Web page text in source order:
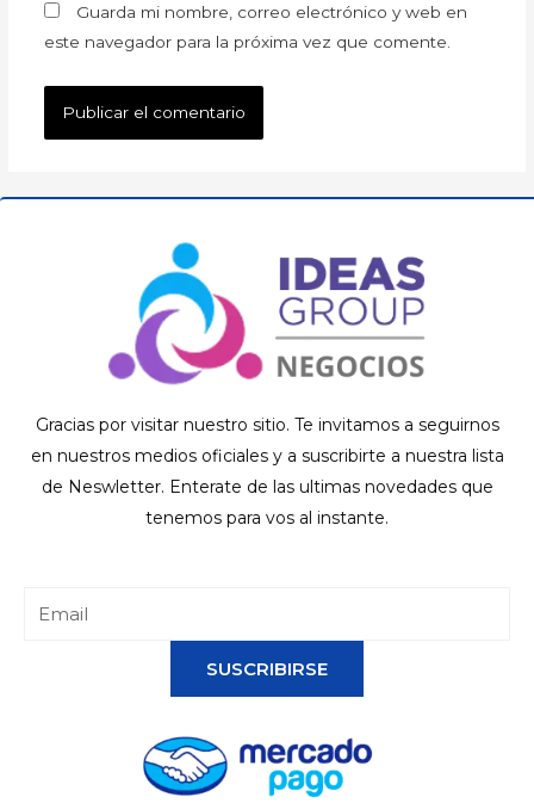
Guarda mi nombre, correo electrónico y web en
este navegador para la próxima vez que comente.
Gracias por visitar nuestro sitio. Te invitamos a seguirnos
en nuestros medios oficiales y a suscribirte a nuestra lista
de Neswletter. Enterate de las ultimas novedades que
tenemos para vos al instante.
SUSCRIBIRSE